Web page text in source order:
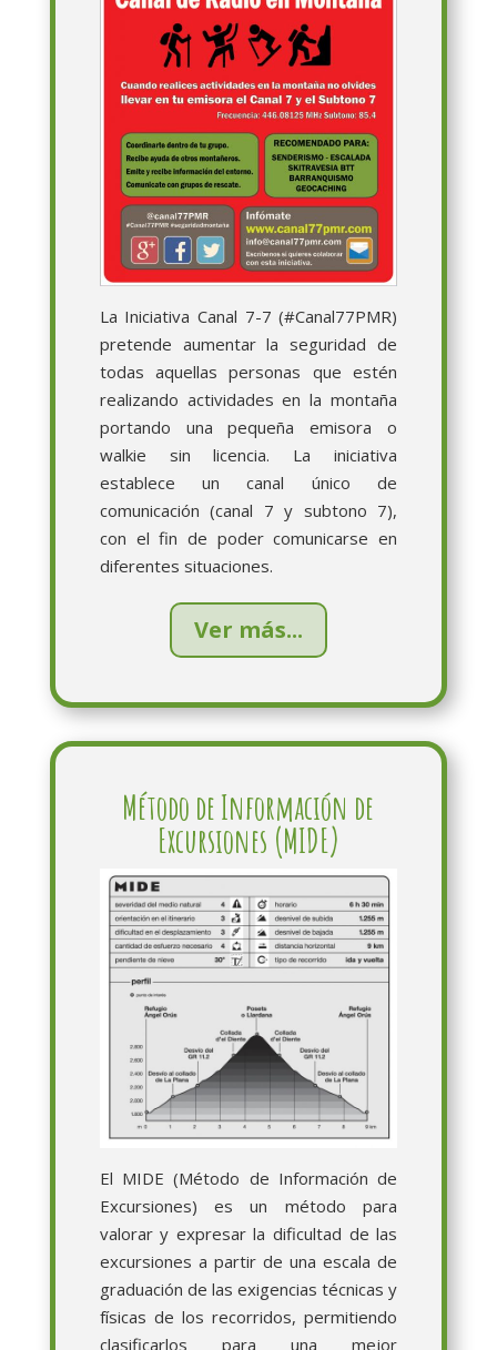
La Iniciativa Canal 7-7 (#Canal77PMR)
pretende aumentar la seguridad de
todas aquellas personas que estén
realizando actividades en la montaña
portando una pequeña emisora o
walkie sin licencia. La iniciativa
establece un canal único de
comunicación (canal 7 y subtono 7),
con el fin de poder comunicarse en
diferentes situaciones.
Ver más...
Método de Información de
Excursiones (MIDE)
El MIDE (Método de Información de
Excursiones) es un método para
valorar y expresar la dificultad de las
excursiones a partir de una escala de
graduación de las exigencias técnicas y
físicas de los recorridos, permitiendo
clasificarlos para una mejor